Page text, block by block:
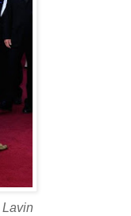
Lavin